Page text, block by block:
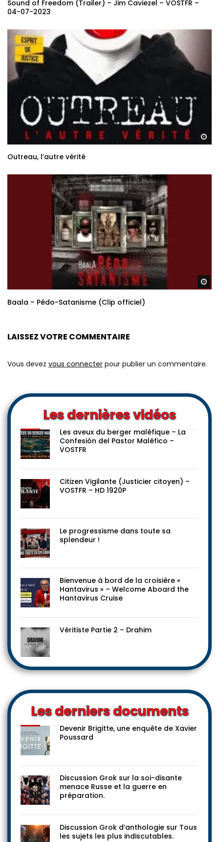
Sound of Freedom (Trailer) – Jim Caviezel – VOSTFR –
04-07-2023
Outreau, l’autre vérité
Baala – Pédo-Satanisme (Clip officiel)
LAISSEZ VOTRE COMMENTAIRE
Vous devez vous connecter pour publier un commentaire.
Les dernières vidéos
Les aveux du berger maléfique – La
Confesión del Pastor Maléfico –
VOSTFR
Citizen Vigilante (Justicier citoyen) –
VOSTFR – HD 1920P
Le progressisme dans toute sa
splendeur !
Bienvenue à bord de la croisière «
Hantavirus » – Welcome Aboard the
Hantavirus Cruise
Véritiste Partie 2 – Drahim
Les derniers documents
Devenir Brigitte, une enquête de Xavier
Poussard
Discussion Grok sur la soi-disante
menace Russe et la guerre en
préparation.
Discussion Grok d’anthologie sur Tous
les sujets les plus indiscutables.